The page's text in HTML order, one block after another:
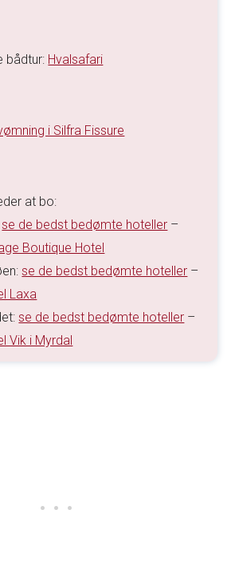
bådtur: Hvalsafari
i Silfra Fissure
at bo:
se de bedst bedømte hoteller –
Boutique Hotel
se de bedst bedømte hoteller –
Laxa
se de bedst bedømte hoteller –
Vik i Myrdal